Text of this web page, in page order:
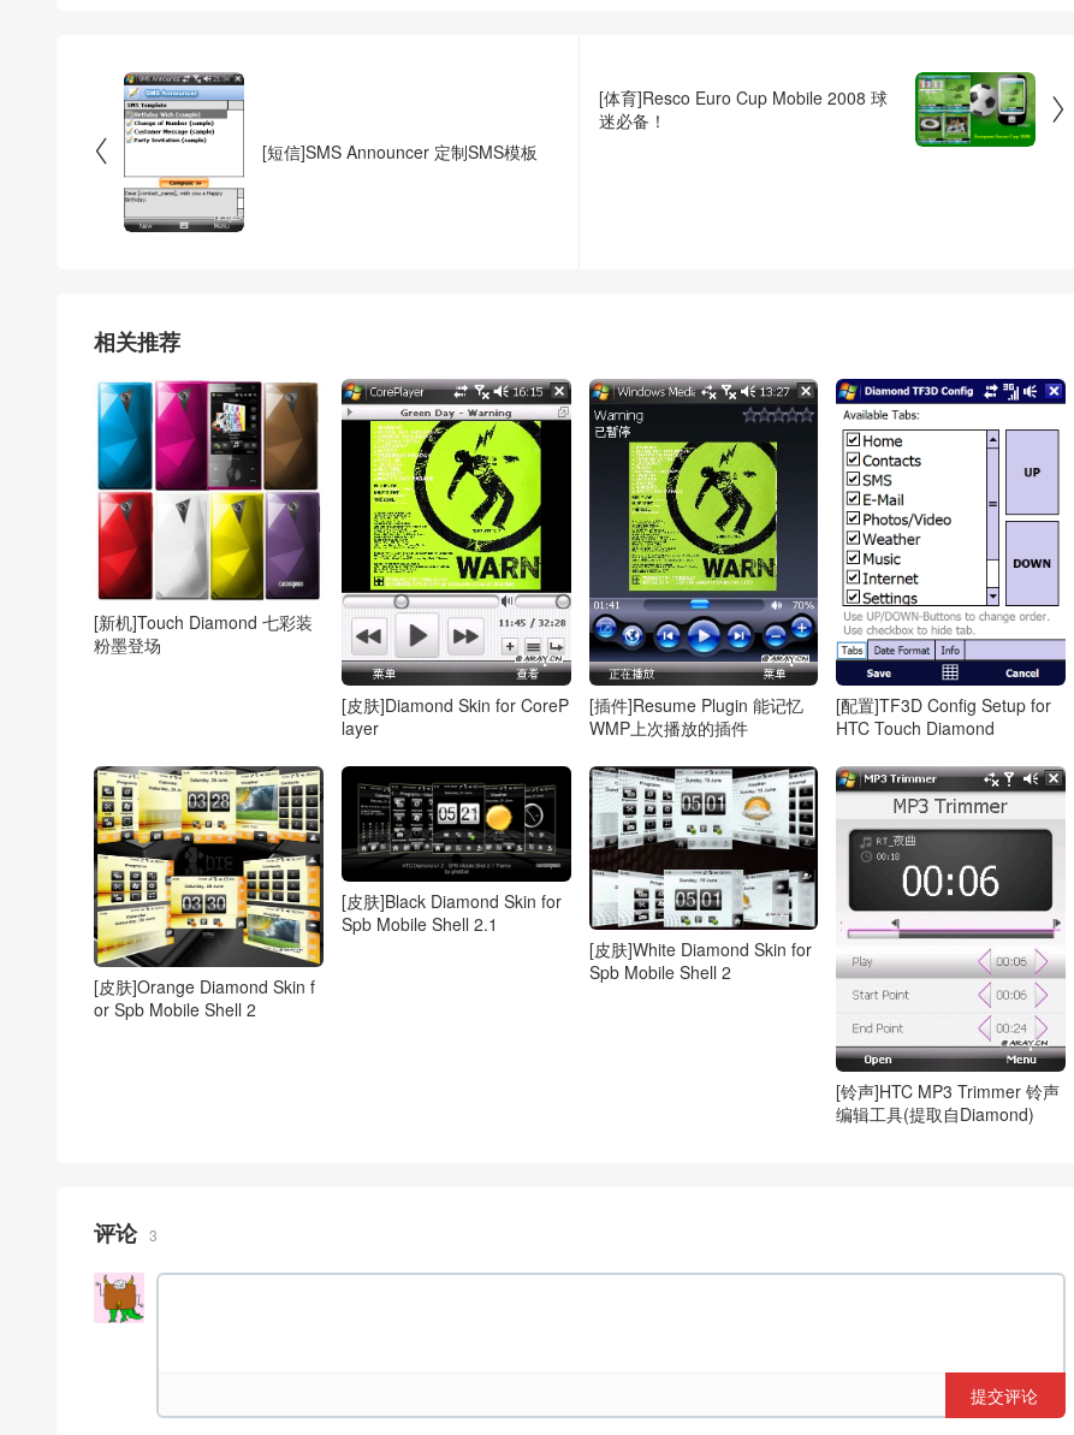
 [短信]SMS Announcer 定制SMS模板

[体育]Resco Euro Cup Mobile 2008 球
迷必备！
相关推荐
[新机]Touch Diamond 七彩装
粉墨登场
[皮肤]Diamond Skin for CoreP
layer
[插件]Resume Plugin 能记忆
WMP上次播放的插件
[配置]TF3D Config Setup for
HTC Touch Diamond
[皮肤]Orange Diamond Skin f
or Spb Mobile Shell 2
[皮肤]Black Diamond Skin for
Spb Mobile Shell 2.1
[皮肤]White Diamond Skin for
Spb Mobile Shell 2
[铃声]HTC MP3 Trimmer 铃声
编辑工具(提取自Diamond)
评论 3
提交评论